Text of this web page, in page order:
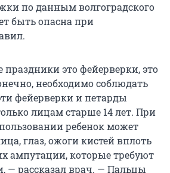
по данным волгоградского
быть опасна при
это фейерверки, это
необходимо соблюдать
фейерверки и петарды
лицам старше 14 лет. При
ребенок может
глаз, ожоги кистей вплоть
ампутации, которые требуют
— рассказал врач. — Пальцы